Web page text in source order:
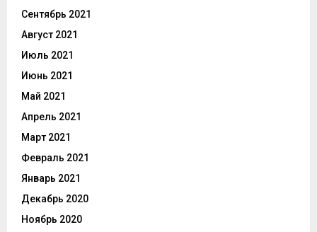
Сентябрь 2021
Август 2021
Июль 2021
Июнь 2021
Май 2021
Апрель 2021
Март 2021
Февраль 2021
Январь 2021
Декабрь 2020
Ноябрь 2020